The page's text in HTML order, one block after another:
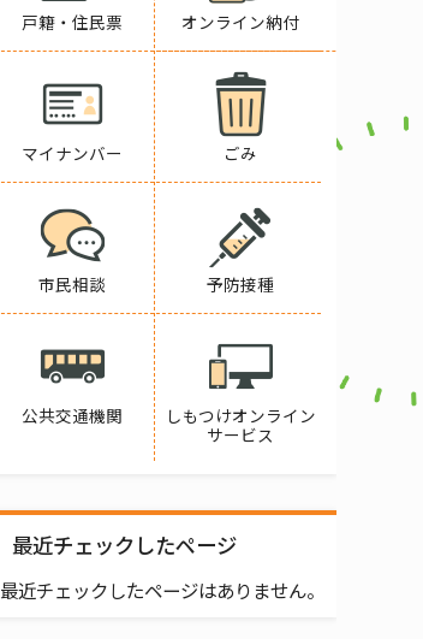
戸籍・住民票 オンライン納付
マイナンバー ごみ
市民相談 予防接種
公共交通機関
しもつけオンライン
サービス
最近チェックしたページ
最近チェックしたページはありません。